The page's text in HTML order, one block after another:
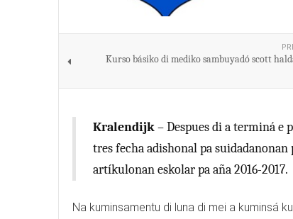
Kurso básiko di mediko sambuyadó scott
Kralendijk– Despues di a terminá
tres fecha adishonal pa
artíkulonan eskolar pa aña 2016-2017.
Na kuminsamentu di luna di mei a kuminsá